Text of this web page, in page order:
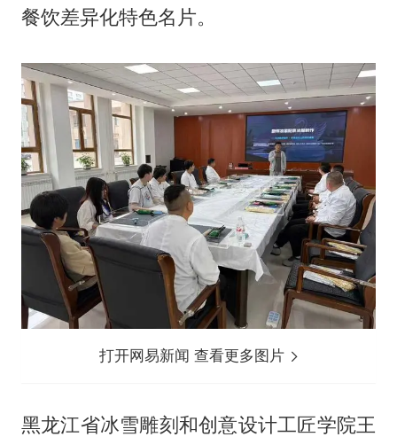
餐饮差异化特色名片。
打开网易新闻 查看更多图片
黑龙江省冰雪雕刻和创意设计工匠学院王